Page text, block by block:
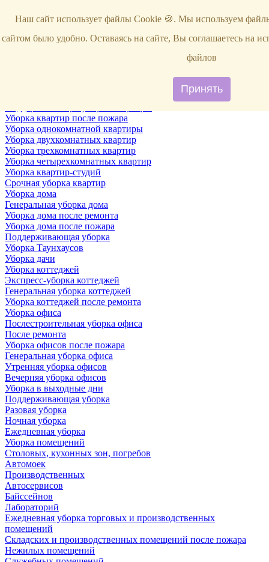
Уборка
Уборка снега
Уборка квартир после пожара
Уборка однокомнатной квартиры
Уборка двухкомнатных квартир
Уборка трехкомнатных квартир
Уборка четырехкомнатных квартир
Уборка квартир-студий
Срочная уборка квартир
Уборка дома
Генеральная уборка дома
Уборка дома после ремонта
Уборка дома после пожара
Поддерживающая уборка
Уборка Таунхаусов
Уборка дачи
Уборка коттеджей
Экспресс-уборка коттеджей
Генеральная уборка коттеджей
Уборка коттеджей после ремонта
Уборка офиса
Послестроительная уборка офиса
После ремонта
Уборка офисов после пожара
Генеральная уборка офиса
Утренняя уборка офисов
Вечерняя уборка офисов
Уборка в выходные дни
Поддерживающая уборка
Разовая уборка
Ночная уборка
Ежедневная уборка
Уборка помещений
Столовых, кухонных зон, погребов
Автомоек
Производственных
Автосервисов
Байссейнов
Лабораторий
Ежедневная уборка торговых и производственных
помещений
Складских и производственных помещений после пожара
Нежилых помещений
Наш сайт использует файлы Cookie 🍪. Мы используем
сайтом было удобно. Оставаясь на сайте, Вы соглашаетесь на
файлов
Принять